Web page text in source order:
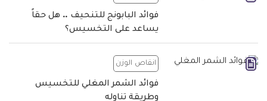
فوائد البابونج للتنحيف .. هل حقاً
يساعد على التخسيس؟
انقاص الوزن
فوائد الشمر المغلي للتخسيس
وطريقة تناوله